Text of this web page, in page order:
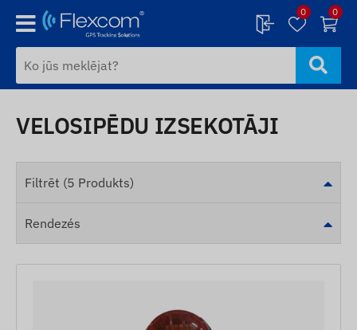
0 0
VELOSIPĒDU IZSEKOTĀJI
Filtrēt (5 Produkts)
Rendezés